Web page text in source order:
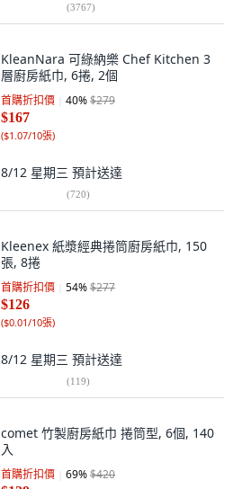
(3767)
KleanNara 可綠納樂 Chef Kitchen 3
層廚房紙巾, 6捲, 2個
首購折扣價 40%$279
$167
($1.07/10張)
8/12 星期三 預計送達
(720)
Kleenex 紙漿經典捲筒廚房紙巾, 150
張, 8捲
首購折扣價 54%$277
$126
($0.01/10張)
8/12 星期三 預計送達
(119)
comet 竹製廚房紙巾 捲筒型, 6個, 140
入
首購折扣價 69%$420